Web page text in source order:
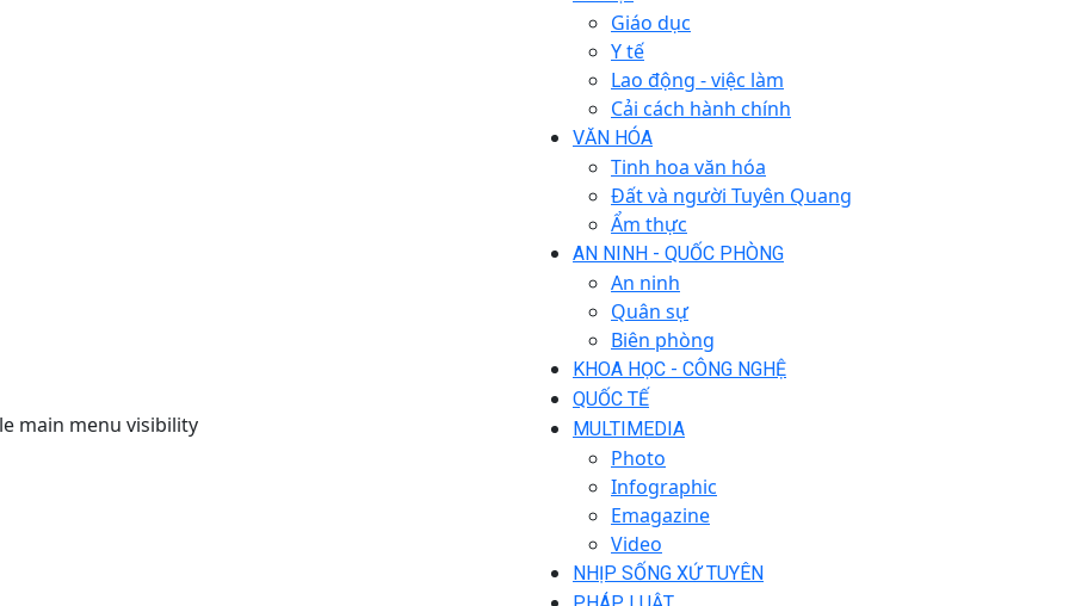
main menu visibility
Giáo dục
Y tế
Lao động - việc làm
Cải cách hành chính
VĂN HÓA
Tinh hoa văn hóa
Đất và người Tuyên Quang
Ẩm thực
AN NINH - QUỐC PHÒNG
An ninh
Quân sự
Biên phòng
KHOA HỌC - CÔNG NGHỆ
QUỐC TẾ
MULTIMEDIA
Photo
Infographic
Emagazine
Video
NHỊP SỐNG XỨ TUYÊN